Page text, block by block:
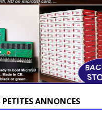
PETITES ANNONCES